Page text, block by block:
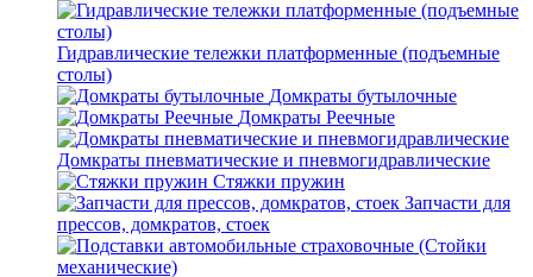
Гидравлические тележки платформенные (подъемные
столы)
Домкраты бутылочные
Домкраты Реечные
Домкраты пневматические и пневмогидравлические
Стяжки пружин
Запчасти для
прессов, домкратов, стоек